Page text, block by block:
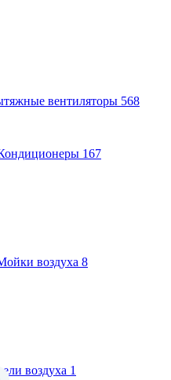
вентиляторы 568
167
воздуха 8
воздуха 1